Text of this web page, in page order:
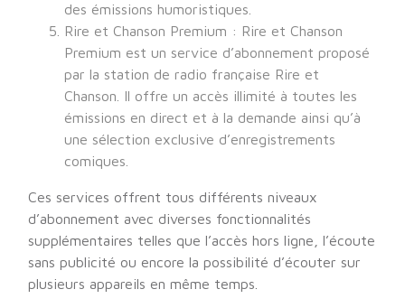
des émissions humoristiques.
Rire et Chanson Premium : Rire et Chanson
Premium est un service d’abonnement proposé
par la station de radio française Rire et
Chanson. Il offre un accès illimité à toutes les
émissions en direct et à la demande ainsi qu’à
une sélection exclusive d’enregistrements
comiques.
Ces services offrent tous différents niveaux
d’abonnement avec diverses fonctionnalités
supplémentaires telles que l’accès hors ligne, l’écoute
sans publicité ou encore la possibilité d’écouter sur
plusieurs appareils en même temps.